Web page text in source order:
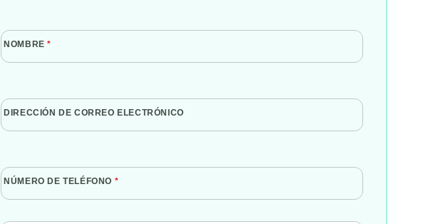
NOMBRE*
DIRECCIÓN DE CORREO ELECTRÓNICO
NÚMERO DE TELÉFONO *